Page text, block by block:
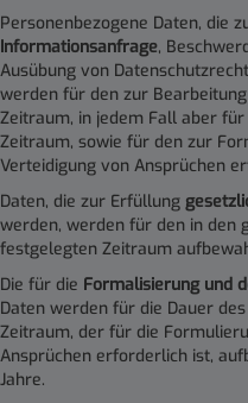
Personenbezogene Daten, die
Informationsanfrage,
Ausübung von
werden für den zur
Zeitraum, in jedem Fall aber
Zeitraum, sowie für den zur
Verteidigung von Ansprüchen
Daten, die zur Erfüllung
werden, werden für den in den
festgelegten Zeitraum
Die für die Formalisierung und
Daten werden für die Dauer
Zeitraum, der für die
Ansprüchen erforderlich ist,
Jahre.